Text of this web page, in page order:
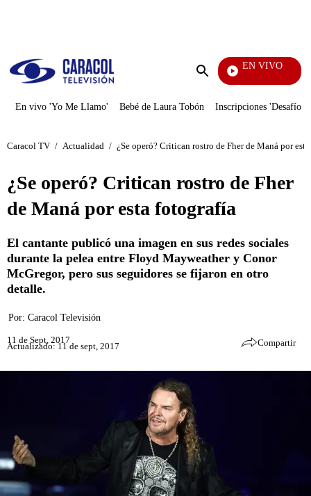
Enviar
EN VIVO
La Red
En vivo 'Yo Me Llamo' Bebé de Laura Tobón Inscripciones 'Desafío'
Caracol TV / Actualidad / ¿Se operó? Critican rostro de Fher de Maná por
¿Se operó? Critican rostro de Fher
de Maná por esta fotografía
El cantante publicó una imagen en sus redes sociales
durante la pelea entre Floyd Mayweather y Conor
McGregor, pero sus seguidores se fijaron en otro
detalle.
Por: Caracol Televisión
11 de Sept, 2017
Actualizado: 11 de sept, 2017 Compartir